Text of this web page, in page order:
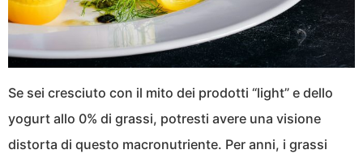
Se sei cresciuto con il mito dei prodotti “light” e dello
yogurt allo 0% di grassi, potresti avere una visione
distorta di questo macronutriente. Per anni, i grassi